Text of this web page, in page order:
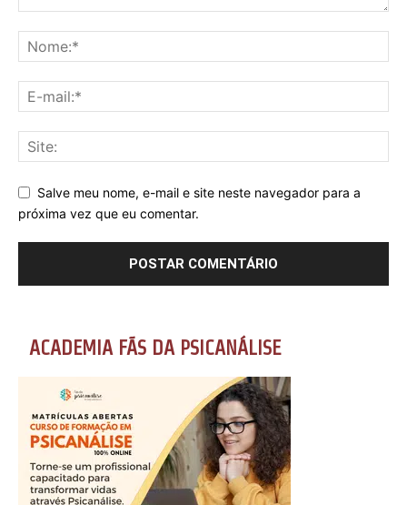
Salve meu nome, e-mail e site neste navegador para a
próxima vez que eu comentar.
ACADEMIA FÃS DA PSICANÁLISE